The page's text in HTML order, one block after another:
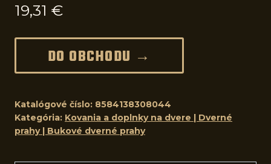
19,31 €
DO OBCHODU →
Katalógové číslo: 8584138308044
Kategória: Kovania a doplnky na dvere | Dverné
prahy | Bukové dverné prahy